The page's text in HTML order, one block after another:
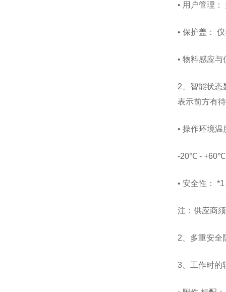
• 用户管理
• 保护盖：
• 物料感应
2、智能状态
表示前方有
• 操作环境
-20℃ - +60℃
• 安全性：
注：供应商
2、多重安全
3、工作时的